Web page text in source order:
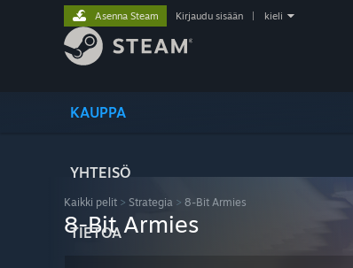
KAUPPA
YHTEISÖ
TIETOA
Asenna Steam Kirjaudu sisään kieli
Kaikki pelit > Strategia > 8-Bit Armies
8-Bit Armies